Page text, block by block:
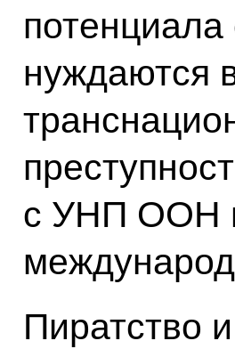
нуждаются
с УНП ООН
Пиратство